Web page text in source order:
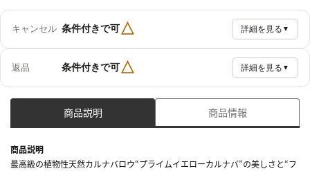
キャンセル 条件付きで可△ 詳細を見る ▼
返品 条件付きで可△ 詳細を見る ▼
商品説明 商品情報
商品説明
最高級の植物性天然カルナバロウ“プライムイエローカルナバ”の美しさと“フ